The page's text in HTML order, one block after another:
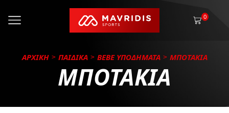
0
ΑΡΧΙΚΗ ΠΑΙΔΙΚΑ BEBE ΥΠΟΔΗΜΑΤΑ ΜΠΟΤΑΚΙΑ
ΜΠΟΤΑΚΙΑ